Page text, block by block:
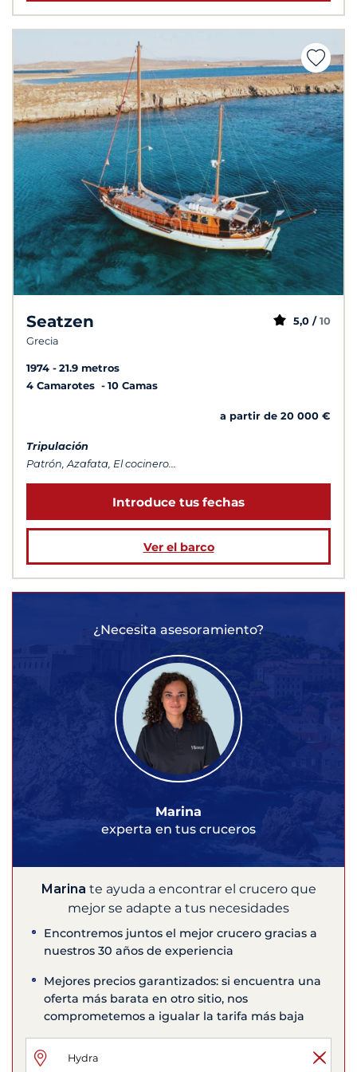
Seatzen
Grecia
5,0 / 10
1974
21.9 metros
4 Camarotes
10 Camas
a partir de 20 000 €
Tripulación
Patrón, Azafata, El cocinero...
Introduce tus fechas
Ver el barco
¿Necesita asesoramiento?
Marina
experta en tus cruceros
Marina te ayuda a encontrar el crucero que
mejor se adapte a tus necesidades
Encontremos juntos el mejor crucero gracias a
nuestros 30 años de experiencia
Mejores precios garantizados: si encuentra una
oferta más barata en otro sitio, nos
comprometemos a igualar la tarifa más baja